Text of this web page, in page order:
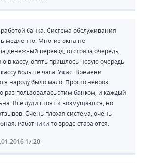
банка. Система обслуживания
медленно. Многие окна не
денежный перевод, отстояла очередь,
в кассу, опять пришлось новую очередь
кассу больше часа. Ужас. Времени
народу было мало. Просто невроз
раз пользовалась этим банком, и каждый
Все луди стоят и возмущаются, но
Очень плохая система, очень
Работники то вроде стараются.
17:20